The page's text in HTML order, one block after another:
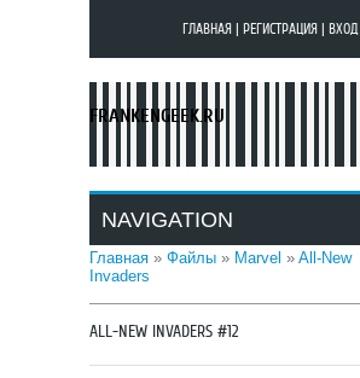
ГЛАВНАЯ РЕГИСТРАЦИЯ ВХОД
FRANKENGEEK.RU
NAVIGATION
Главная » Файлы » Marvel » All-New
Invaders
ALL-NEW INVADERS #12